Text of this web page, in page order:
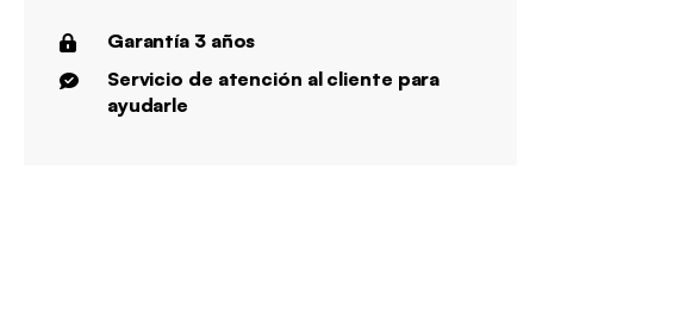
Garantía 3 años
Servicio de atención al cliente para
ayudarle